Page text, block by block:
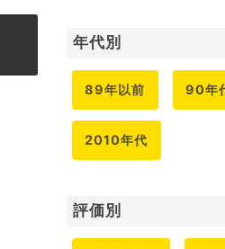
年代別
89年以前 90年
2010年代
評価別